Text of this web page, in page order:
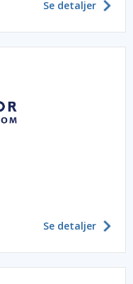
Se detaljer
Se detaljer